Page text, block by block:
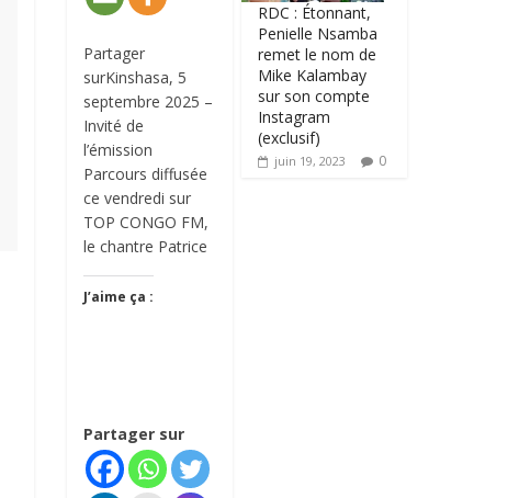
Partager
surKinshasa, 5
septembre 2025 –
Invité de
l’émission
Parcours diffusée
ce vendredi sur
TOP CONGO FM,
le chantre Patrice
J’aime ça :
Partager sur
RDC : Étonnant,
Penielle Nsamba
remet le nom de
Mike Kalambay
sur son compte
Instagram
(exclusif)
juin 19, 2023 0